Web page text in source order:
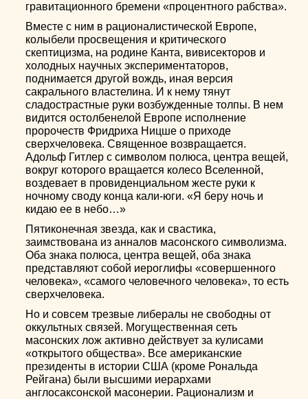
гравитационного бремени «процентного рабства».
Вместе с ним в рационалистической Европе,
колыбели просвещения и критического
скептицизма, на родине Канта, вивисекторов и
холодных научных экспериментаторов,
поднимается другой вождь, иная версия
сакрального властелина. И к нему тянут
сладострастные руки возбужденные толпы. В нем
видится остолбенелой Европе исполнение
пророчеств Фридриха Ницше о приходе
сверхчеловека. Священное возвращается.
Адольф Гитлер с символом полюса, центра вещей,
вокруг которого вращается колесо Вселенной,
воздевает в провиденциальном жесте руки к
ночному своду конца кали-юги. «Я беру ночь и
кидаю ее в небо…»
Пятиконечная звезда, как и свастика,
заимствована из анналов масонского символизма.
Оба знака полюса, центра вещей, оба знака
представляют собой иероглифы «совершенного
человека», «самого человечного человека», то есть
сверхчеловека.
Но и совсем трезвые либералы не свободны от
оккультных связей. Могущественная сеть
масонских лож активно действует за кулисами
«открытого общества». Все американские
президенты в истории США (кроме Рональда
Рейгана) были высшими иерархами
англосаксонской масонерии. Рационализм и